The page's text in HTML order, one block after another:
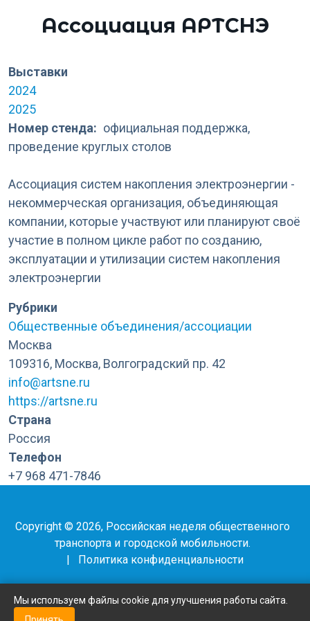
Ассоциация АРТСНЭ
Выставки
2024
2025
Номер стенда
официальная поддержка,
проведение круглых столов
Ассоциация систем накопления электроэнергии -
некоммерческая организация, объединяющая
компании, которые участвуют или планируют своё
участие в полном цикле работ по созданию,
эксплуатации и утилизации систем накопления
электроэнергии
Рубрики
Общественные объединения/ассоциации
Москва
109316, Москва, Волгоградский пр. 42
info@artsne.ru
https://artsne.ru
Страна
Россия
Телефон
+7 968 471-7846
Copyright © 2026, Российская неделя общественного
транспорта и городской мобильности.
|
Политика конфиденциальности
Мы используем файлы cookie для улучшения работы сайта.